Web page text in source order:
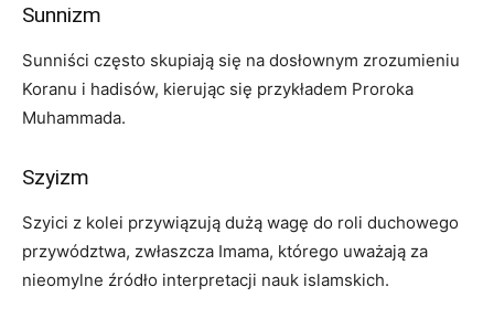
Sunnizm
Sunniści często skupiają się na dosłownym zrozumieniu
Koranu i hadisów, kierując się przykładem Proroka
Muhammada.
Szyizm
Szyici z kolei przywiązują dużą wagę do roli duchowego
przywództwa, zwłaszcza Imama, którego uważają za
nieomylne źródło interpretacji nauk islamskich.